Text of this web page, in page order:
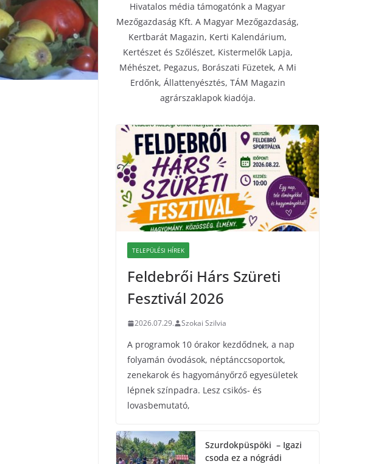
Hivatalos média támogatónk a Magyar
Mezőgazdaság Kft. A Magyar Mezőgazdaság,
Kertbarát Magazin, Kerti Kalendárium,
Kertészet és Szőlészet, Kistermelők Lapja,
Méhészet, Pegazus, Borászati Füzetek, A Mi
Erdőnk, Állattenyésztés, TÁM Magazin
agrárszaklapok kiadója.
TELEPÜLÉSI HÍREK
Feldebrői Hárs Szüreti
Fesztivál 2026
2026.07.29. Szokai Szilvia
A programok 10 órakor kezdődnek, a nap
folyamán óvodások, néptánccsoportok,
zenekarok és hagyományőrző egyesületek
lépnek színpadra. Lesz csikós- és
lovasbemutató,
Szurdokpüspöki – Igazi
csoda ez a nógrádi